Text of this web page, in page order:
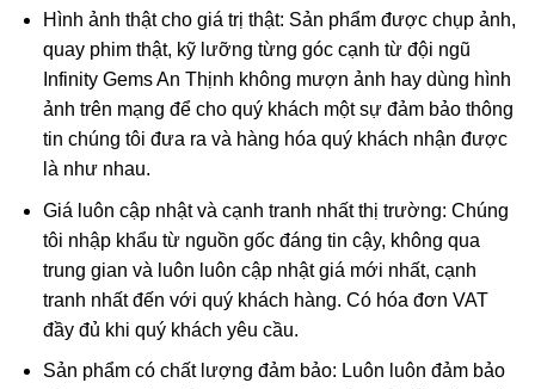
Hình ảnh thật cho giá trị thật: Sản phẩm được chụp ảnh,
quay phim thật, kỹ lưỡng từng góc cạnh từ đội ngũ
Infinity Gems An Thịnh không mượn ảnh hay dùng hình
ảnh trên mạng để cho quý khách một sự đảm bảo thông
tin chúng tôi đưa ra và hàng hóa quý khách nhận được
là như nhau.
Giá luôn cập nhật và cạnh tranh nhất thị trường: Chúng
tôi nhập khẩu từ nguồn gốc đáng tin cậy, không qua
trung gian và luôn luôn cập nhật giá mới nhất, cạnh
tranh nhất đến với quý khách hàng. Có hóa đơn VAT
đầy đủ khi quý khách yêu cầu.
Sản phẩm có chất lượng đảm bảo: Luôn luôn đảm bảo